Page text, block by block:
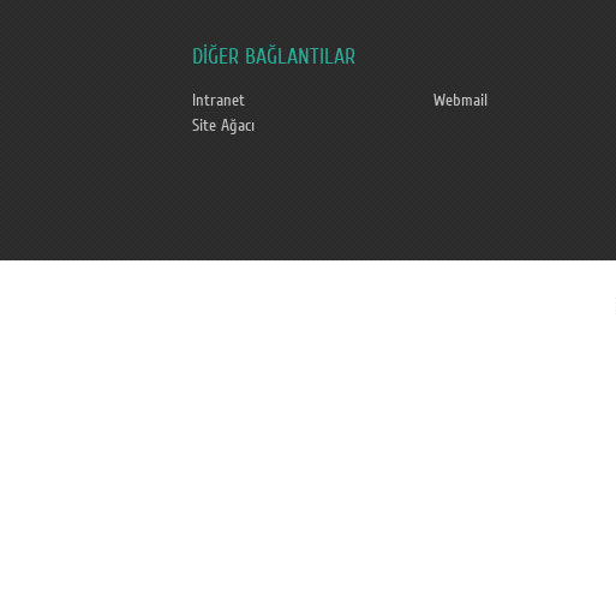
DİĞER BAĞLANTILAR
Intranet
Webmail
Site Ağacı